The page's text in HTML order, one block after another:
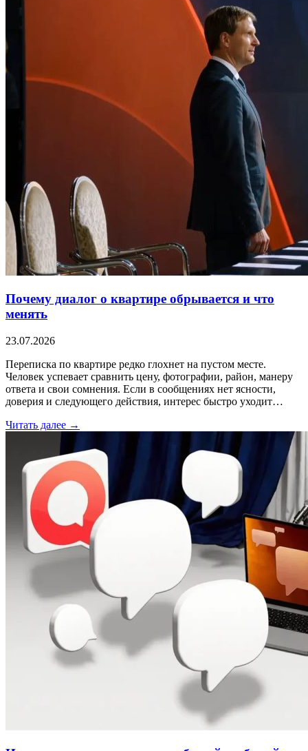
Почему диалог о квартире обрывается и что
менять
23.07.2026
Переписка по квартире редко глохнет на пустом месте.
Человек успевает сравнить цену, фотографии, район, манеру
ответа и свои сомнения. Если в сообщениях нет ясности,
доверия и следующего действия, интерес быстро уходит…
Читать далее →